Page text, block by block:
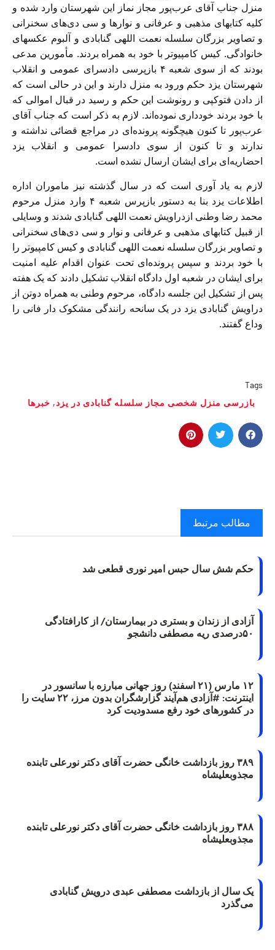
منزل جناب آقای عرب‌پور مجاز نماز این شهرستان وارد شده و
کلیه کتابهای مذهبی و عرفانی و نوار‌ها و سی دی‌های سخنرانی
و تصاویر بزرگان سلسله نعمت اللهی گنابادی و آلبوم عکسهای
خانوادگی. کیس کامپیو‌تر با خود به همراه بردند. مأمورین مدعی
بودند که از سوی شعبه ۴ بازپرسی دادسرای عمومی و انقلاب
شهرستان یزد حکم ورود به منزل دارند و این در حالی است که
از دادن فتوکپی و رونوشت این حکم و رسید در قبال اموالی که
با خود بردند خودداری نموده‌اند. لازم به ذکر است که جناب آقای
عرب‌پور تا کنون هیچگونه پرونده‌ای در مراجع قضائی نداشته و
ندارند و تا کنون از سوی دادسرا عمومی و انقلاب یزد
احضاریه‌ای برای ایشان ارسال نشده است.
لازم به یاد آوری است که در سال گذشته نیز ماموران اداره
اطلاعات یزد بنا به دستور بازپرس شعبه ۴ وارد منزل مرحوم
محمد رضا وطنی ازدراویش نعمت اللهی گنابادی شدند و وسایلی
از قبیل کتابهای مذهبی و عرفانی و نوار و سی دی‌های سخنرانی
و تصاویر بزرگان سلسله نعمت اللهی گنابادی و کیس کامپیو‌تر را
با خود بردند و سپس پرونده‌ای تحت عنوان اقدام علیه امنیت
برای ایشان در شعبه اول دادگاه انقلاب تشکیل دادند که یک هفته
پس از تشکیل این جلسه دادگاه، مرحوم وطنی به همراه دوتن از
دراویش گنابادی یزد در یک سانحه رانندگی مشکوک دار فانی را
وداع گفتند.
Tags
بازرسی منزل شخصی مجاز سلسله گنابادی در یزد, خبرها
مطالب مرتبط
حکم شش سال حبس امیر نوری قطعی شد
آزادی از زندان و بستری در بیمارستان/ از کارافتادگی
۵۰درصدی ریه مصطفی دانشجو
۱۲ مارس (۲۱ اسفند) روز جهانی مبارزه با سانسور در
اینترنت: #آزادی هم‌آیند گزارشگران‌ بدون مرز، ۲۲ سایت را
در کشورهای خود رفع مسدودیت کرد
۳۸۹ روز بازداشت خانگی حضرت آقای دکتر نورعلی تابنده
مجذوبعلیشاه
۳۸۸ روز بازداشت خانگی حضرت آقای دکتر نورعلی تابنده
مجذوبعلیشاه
یک سال از بازداشت مصطفی عبدی درویش گنابادی
می‌گذرد